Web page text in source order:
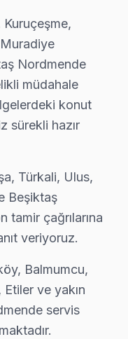
Servisi
Nordmende
müdahale
konut
sürekli hazır
Türkali, Ulus,
Beşiktaş
tamir çağrılarına
veriyoruz.
Balmumcu,
ve yakın
servis